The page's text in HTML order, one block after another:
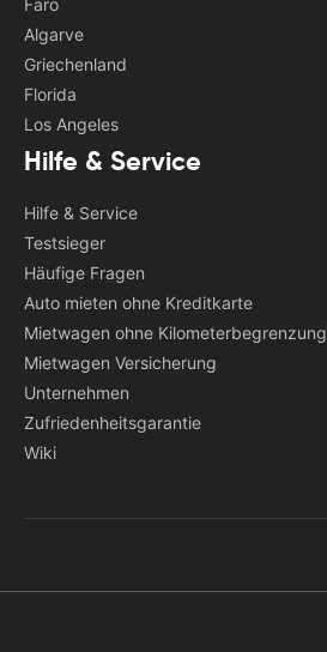
Faro
Algarve
Griechenland
Florida
Los Angeles
Hilfe & Service
Hilfe & Service
Testsieger
Häufige Fragen
Auto mieten ohne Kreditkarte
Mietwagen ohne Kilometerbegrenzung
Mietwagen Versicherung
Unternehmen
Zufriedenheitsgarantie
Wiki